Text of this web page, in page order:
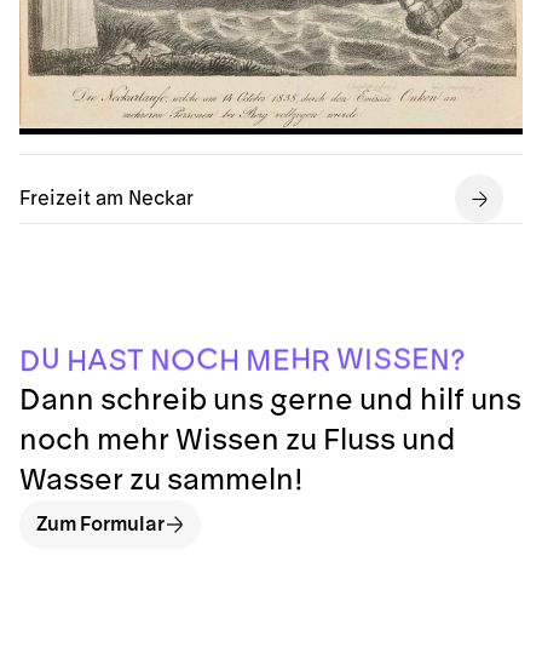
Freizeit am Neckar
DU HAST NOCH MEHR W SSEN?
Dann schreib uns gerne und hilf uns
noch mehr Wissen zu Fluss und
Wasser zu sammeln!
Zum Formular